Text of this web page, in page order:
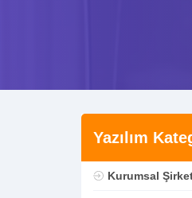
Yazılım
Kurumsal